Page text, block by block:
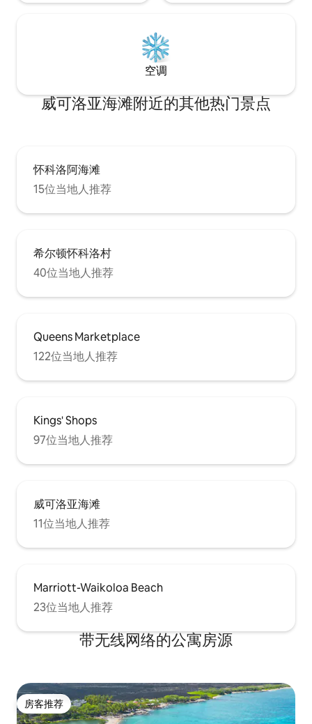
空调
威可洛亚海滩附近的其他热门景点
怀科洛阿海滩
15位当地人推荐
希尔顿怀科洛村
40位当地人推荐
Queens Marketplace
122位当地人推荐
Kings' Shops
97位当地人推荐
威可洛亚海滩
11位当地人推荐
Marriott-Waikoloa Beach
23位当地人推荐
带无线网络的公寓房源
房客推荐
房客推荐